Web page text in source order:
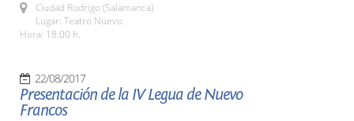
Ciudad Rodrigo (Salamanca)
Lugar: Teatro Nuevo
Hora: 18:00 h.
22/08/2017
Presentación de la IV Legua de Nuevo
Francos